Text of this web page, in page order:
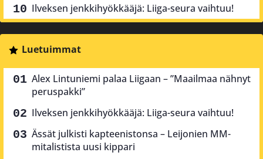
Ilveksen jenkkihyökkääjä: Liiga-seura vaihtuu!
Luetuimmat
Alex Lintuniemi palaa Liigaan – ”Maailmaa nähnyt
peruspakki”
Ilveksen jenkkihyökkääjä: Liiga-seura vaihtuu!
Ässät julkisti kapteenistonsa – Leijonien MM-
mitalistista uusi kippari